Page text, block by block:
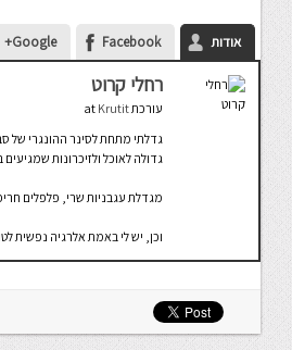
אודות Facebook
Google+
רחלי קרוט
עורכת Krutit
גדלתי מתחת לסינר ההונגרי של
גדולה לאוכל ולזיכרונות שמגיעים
מגדלת עגבניות שרי, פלפלים
וכן, יש לי באמת אלרגיה נפשית